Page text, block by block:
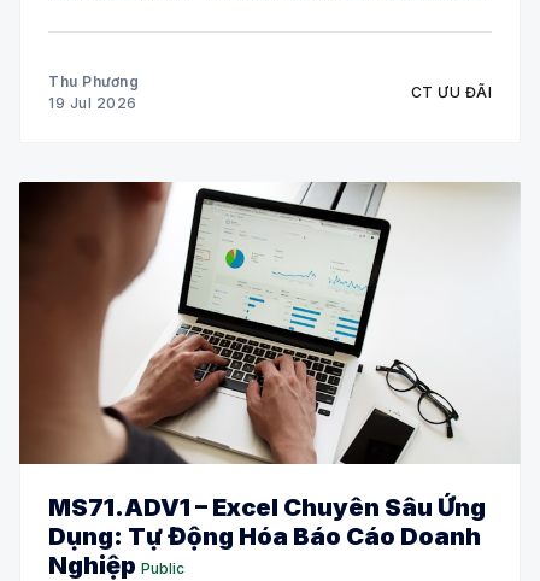
Thu Phương
19 Jul 2026
CT ƯU ĐÃI
MS71.ADV1 – Excel Chuyên Sâu Ứng
Dụng: Tự Động Hóa Báo Cáo Doanh
Nghiệp Public